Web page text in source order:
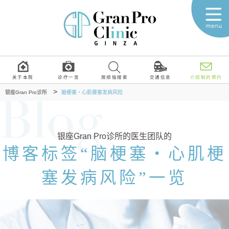
关于本院 诊疗一览 按烦恼搜索 交通信息 介绍制的预约
银座Gran Pro诊所 > 脑梗塞・心肌梗塞发病风险
银座Gran Pro诊所的医生团队的
博客标签“脑梗塞・心肌梗
塞发病风险”一览